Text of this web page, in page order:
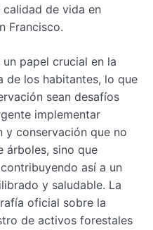
calidad de vida en
Francisco.
papel crucial en la
de los habitantes, lo que
sean desafíos
implementar
y conservación que no
árboles, sino que
así a un
y saludable. La
oficial sobre la
de activos forestales